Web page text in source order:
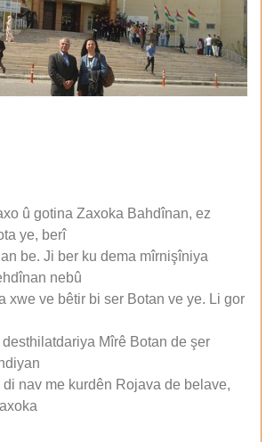
û gotina Zaxoka Bahdînan, ez
ye, berî
be. Ji ber ku dema mîrnişîniya
nebû
xwe ve bêtir bi ser Botan ve ye. Li gor
Mîrê Botan de şer
nav me kurdên Rojava de belave,